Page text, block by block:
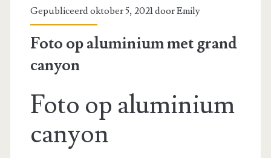
Gepubliceerd oktober 5, 2021 doorEmily
Foto op aluminium met grand
canyon
Foto op aluminium
canyon